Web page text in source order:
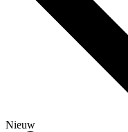
Nieuw